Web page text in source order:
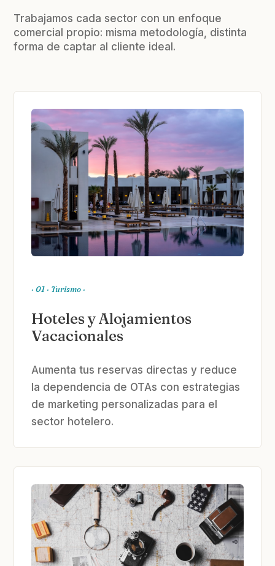
Trabajamos cada sector con un enfoque
comercial propio: misma metodología, distinta
forma de captar al cliente ideal.
· 01 · Turismo ·
Hoteles y Alojamientos
Vacacionales
Aumenta tus reservas directas y reduce
la dependencia de OTAs con estrategias
de marketing personalizadas para el
sector hotelero.